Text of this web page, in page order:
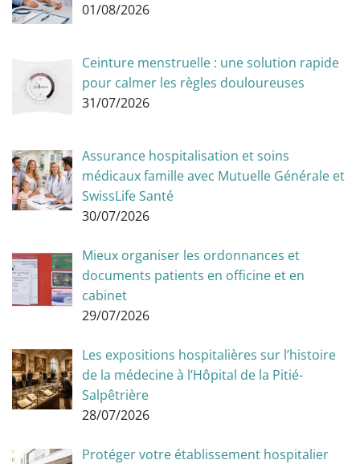
01/08/2026
Ceinture menstruelle : une solution rapide
pour calmer les règles douloureuses
31/07/2026
Assurance hospitalisation et soins
médicaux famille avec Mutuelle Générale et
SwissLife Santé
30/07/2026
Mieux organiser les ordonnances et
documents patients en officine et en
cabinet
29/07/2026
Les expositions hospitalières sur l’histoire
de la médecine à l’Hôpital de la Pitié-
Salpêtrière
28/07/2026
Protéger votre établissement hospitalier